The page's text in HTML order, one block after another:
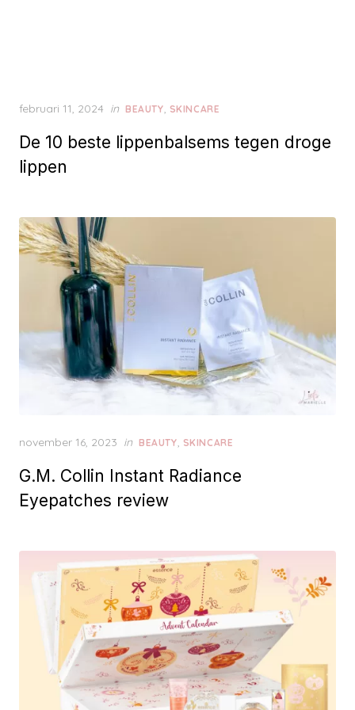
P
s
t
e
n
februari 11, 2024 in BEAUTY, SKINCARE
De 10 beste lippenbalsems tegen droge
lippen
P
s
t
e
november 16, 2023 in BEAUTY, SKINCARE
G.M. Collin Instant Radiance
Eyepatches review